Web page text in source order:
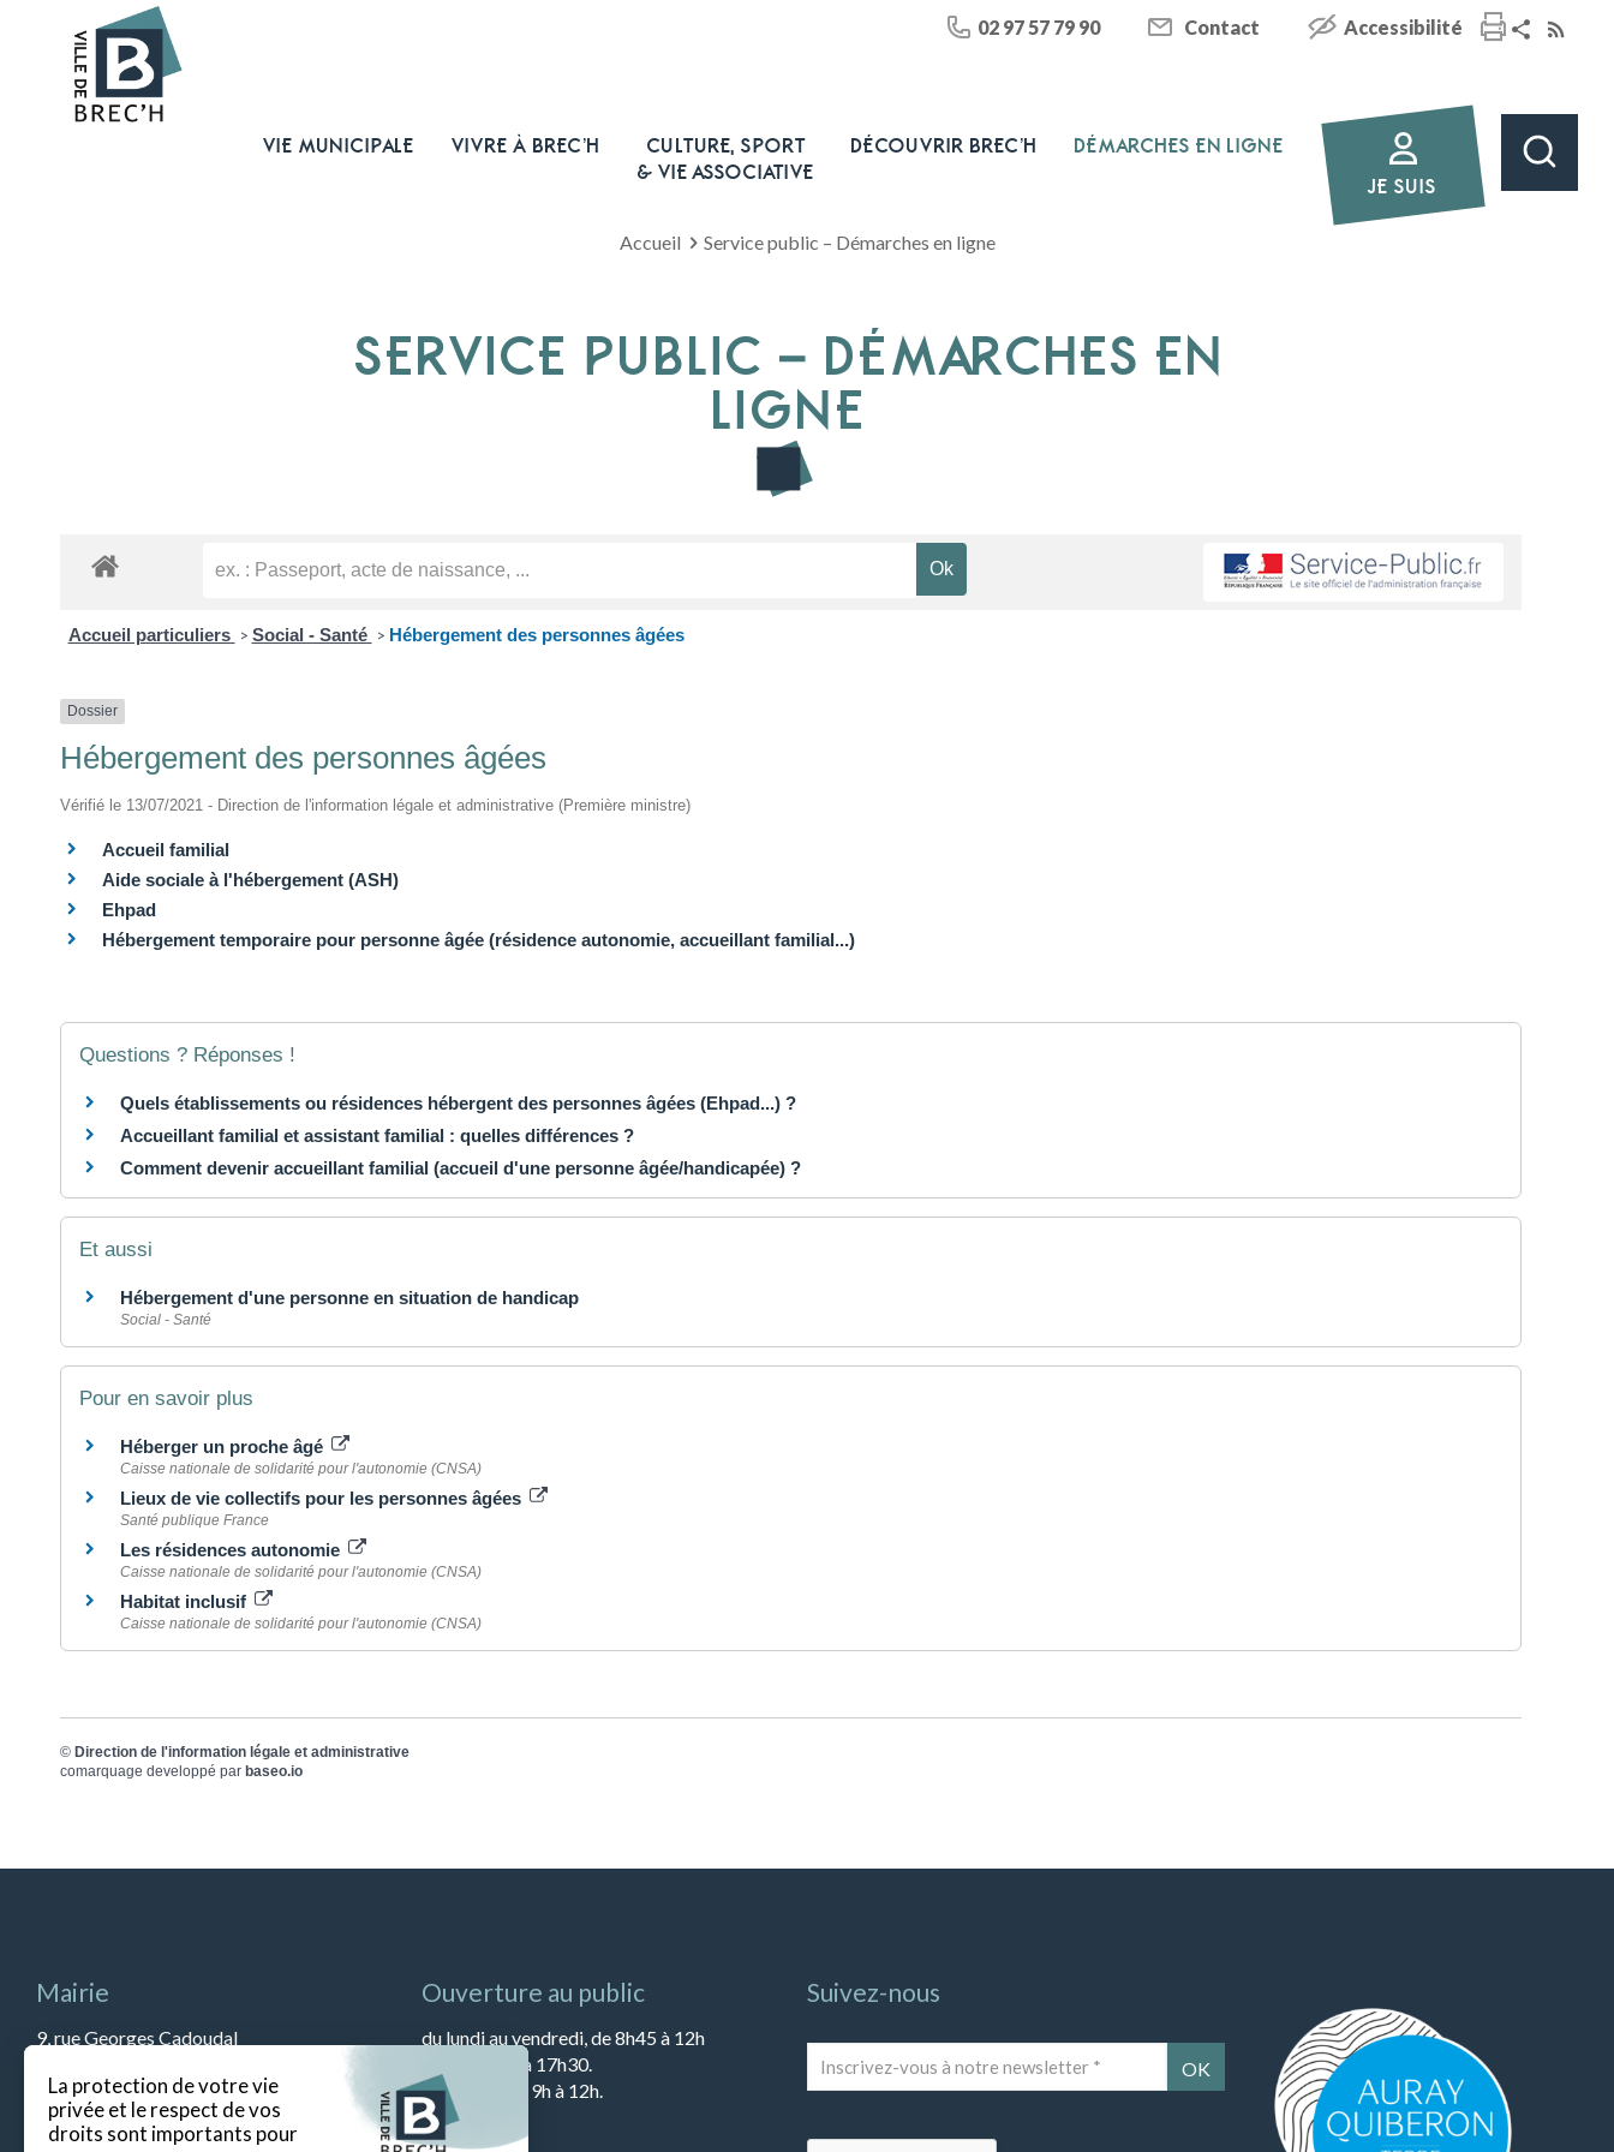
02 97 57 79 90 Contact Accessibilité
VIE MUNICIPALE VIVRE À BREC’H
CULTURE, SPORT
& VIE ASSOCIATIVE
DÉCOUVRIR BREC’H
DÉMARCHES EN LIGNE
JE SUIS
Accueil Service public – Démarches en ligne
SERVICE PUBLIC – DÉMARCHES EN
LIGNE
Accueil particuliers > Social - Santé > Hébergement des personnes âgées
Dossier
Hébergement des personnes âgées
Vérifié le 13/07/2021 - Direction de l'information légale et administrative (Première ministre)
Accueil familial
Aide sociale à l'hébergement (ASH)
Ehpad
Hébergement temporaire pour personne âgée (résidence autonomie, accueillant familial...)
Questions ? Réponses !
Quels établissements ou résidences hébergent des personnes âgées (Ehpad...) ?
Accueillant familial et assistant familial : quelles différences ?
Comment devenir accueillant familial (accueil d'une personne âgée/handicapée) ?
Et aussi
Hébergement d'une personne en situation de handicap
Social - Santé
Pour en savoir plus
Héberger un proche âgé
Caisse nationale de solidarité pour l'autonomie (CNSA)
Lieux de vie collectifs pour les personnes âgées
Santé publique France
Les résidences autonomie
Caisse nationale de solidarité pour l'autonomie (CNSA)
Habitat inclusif
Caisse nationale de solidarité pour l'autonomie (CNSA)
© Direction de l'information légale et administrative
comarquage developpé par baseo.io
Mairie
9, rue Georges Cadoudal
Tél : 02 97 57 79 90
Fax : 02 97 57 52 67
Ouverture au public
du lundi au vendredi, de 8h45 à 12h
et de 13h45 à 17h30.
Le samedi de 9h à 12h.
Suivez-nous
vous